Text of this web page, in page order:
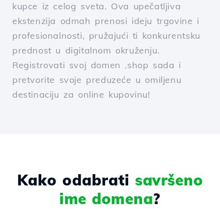
kupce iz celog sveta. Ova upečatljiva
ekstenzija odmah prenosi ideju trgovine i
profesionalnosti, pružajući ti konkurentsku
prednost u digitalnom okruženju.
Registrovati svoj domen .shop sada i
pretvorite svoje preduzeće u omiljenu
destinaciju za online kupovinu!
Kako odabrati savršeno
ime domena?